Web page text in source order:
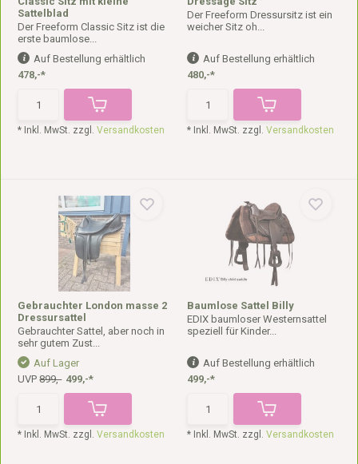
Sattelblad
Der Freeform Classic Sitz ist die
erste baumlose...
Auf Bestellung erhältlich
478,-*
* Inkl. MwSt. zzgl.Versandkosten
Der Freeform Dressursitz ist ein
weicher Sitz oh...
Auf Bestellung erhältlich
480,-*
* Inkl. MwSt. zzgl. Versandkosten
Gebrauchter London masse 2
Dressursattel
Gebrauchter Sattel, aber noch in
sehr gutem Zust...
Auf Lager
UVP899,- 499,-*
* Inkl. MwSt. zzgl.Versandkosten
Baumlose Sattel Billy
EDIX baumloser Westernsattel
speziell für Kinder...
Auf Bestellung erhältlich
499,-*
* Inkl. MwSt. zzgl. Versandkosten